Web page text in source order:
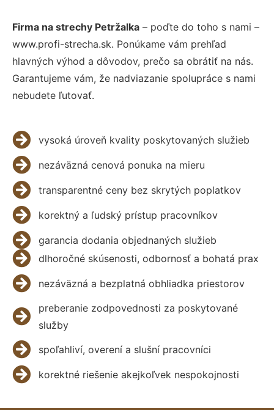
Firma na strechy Petržalka – poďte do toho s nami –
www.profi-strecha.sk. Ponúkame vám prehľad
hlavných výhod a dôvodov, prečo sa obrátiť na nás.
Garantujeme vám, že nadviazanie spolupráce s nami
nebudete ľutovať.
vysoká úroveň kvality poskytovaných služieb
nezáväzná cenová ponuka na mieru
transparentné ceny bez skrytých poplatkov
korektný a ľudský prístup pracovníkov
garancia dodania objednaných služieb
dlhoročné skúsenosti, odbornosť a bohatá prax
nezáväzná a bezplatná obhliadka priestorov
preberanie zodpovednosti za poskytované
služby
spoľahliví, overení a slušní pracovníci
korektné riešenie akejkoľvek nespokojnosti